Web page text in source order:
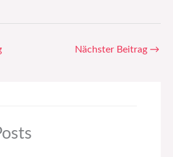
Nächster Beitrag →